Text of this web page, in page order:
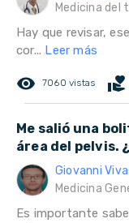
Medicina del
Hay que revisar,
cor... Leer más
remove_red_eye 7060 vistas volunteer_activism
Me salió una
área del pelvis.
Giovanni
Medicina
Es importante